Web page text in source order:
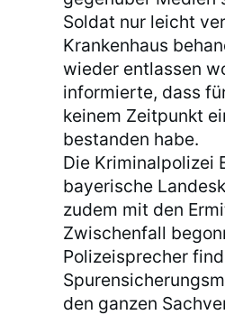
Soldat nur leicht
Krankenhaus
wieder entlassen
informierte, dass
keinem Zeitpunkt
bestanden habe.
Die Kriminalpolizei
bayerische
zudem mit den
Zwischenfall
Polizeisprecher
den ganzen